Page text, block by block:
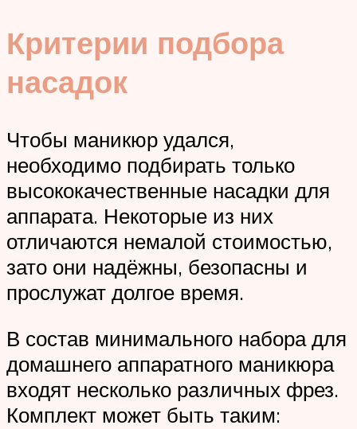
Критерии подбора
насадок
Чтобы маникюр удался,
необходимо подбирать только
высококачественные насадки для
аппарата. Некоторые из них
отличаются немалой стоимостью,
зато они надёжны, безопасны и
прослужат долгое время.
В состав минимального набора для
домашнего аппаратного маникюра
входят несколько различных фрез.
Комплект может быть таким: